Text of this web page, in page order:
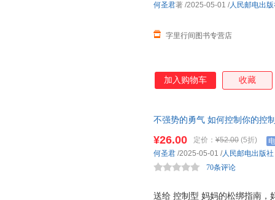
字里行间图书专营店
何圣君著 /2025-05-01 /人民邮电出
加入购物车 收藏
不强势的勇气 如何控制你的控
把握边界感，帮助男孩女孩成长
送给 控制型 妈妈的松绑指南，
¥26.00 定价： ¥52.00 (5折)
70条评论
何圣君 /2025-05-01 /人民邮电出版社